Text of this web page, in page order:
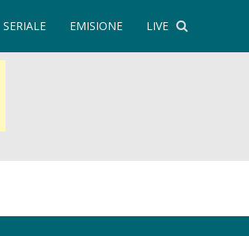
LIVE
EMISIONE
SERIALE